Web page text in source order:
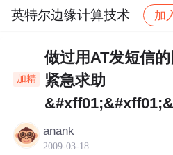
英特尔边缘计算技术 加
英特尔边缘计算技术
加精
做过用AT发短信
紧急求助
anank
2009-03-18